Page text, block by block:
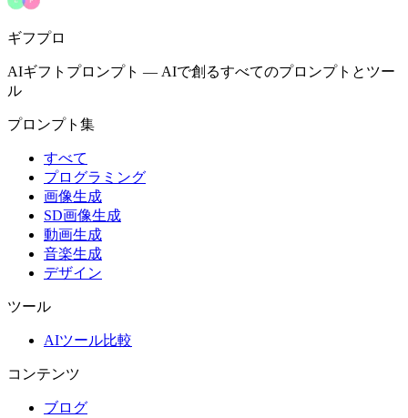
ギフプロ
AIギフトプロンプト — AIで創るすべてのプロンプトとツー
ル
プロンプト集
すべて
プログラミング
画像生成
SD画像生成
動画生成
音楽生成
デザイン
ツール
AIツール比較
コンテンツ
ブログ